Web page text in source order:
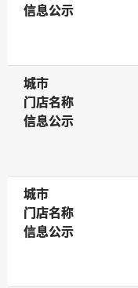
信息公示
信息公示
城市
城市
门店名称
门店名称
信息公示
信息公示
城市
城市
门店名称
门店名称
信息公示
信息公示